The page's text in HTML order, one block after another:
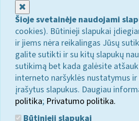
Šioje svetainėje naudojami
cookies). Būtinieji slapukai
ir jiems nėra reikalingas Jūsų
galite sutikti ir su kitų slapukų
sutikimą bet kada galėsite
interneto naršyklės nustatymus
įrašytus slapukus. Daugiau
politika; Privatumo politika.
Būtinieji slapukai